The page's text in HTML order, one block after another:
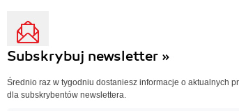
Subskrybuj newsletter »
Średnio raz w tygodniu dostaniesz informacje o aktualnych
dla subskrybentów newslettera.